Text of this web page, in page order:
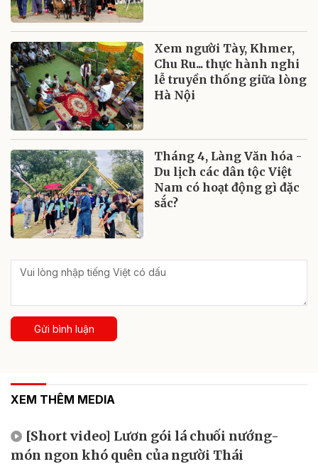
Xem người Tày, Khmer,
Chu Ru... thực hành nghi
lễ truyền thống giữa lòng
Hà Nội
Tháng 4, Làng Văn hóa -
Du lịch các dân tộc Việt
Nam có hoạt động gì đặc
sắc?
Gửi bình luận
XEM THÊM MEDIA
[Short video] Lươn gói lá chuối nướng-
món ngon khó quên của người Thái